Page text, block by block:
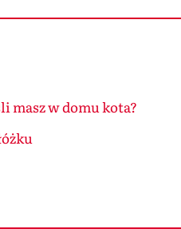
masz w domu kota?